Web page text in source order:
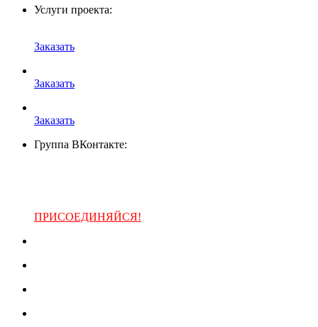
Услуги проекта:
Заказать
Заказать
Заказать
Группа ВКонтакте:
ПРИСОЕДИНЯЙСЯ!